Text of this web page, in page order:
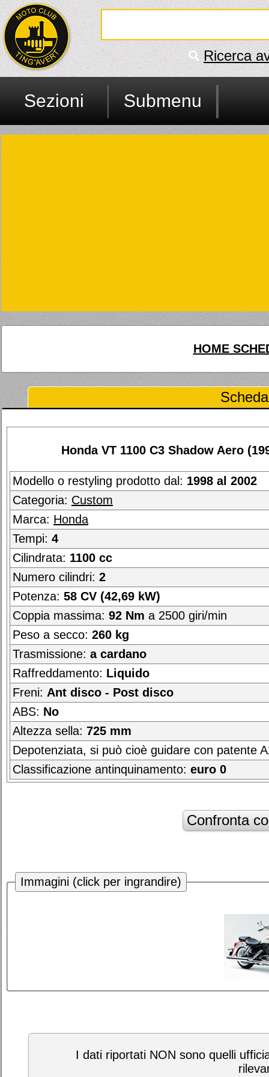
Ricerca
Sezioni Submenu
HOME
Honda VT 1100 C3 Shadow Aero
Modello o restyling prodotto dal: 1998 al 2002
Categoria: Custom
Marca: Honda
Tempi: 4
Cilindrata: 1100 cc
Numero cilindri: 2
Potenza: 58 CV (42,69 kW)
Coppia massima: 92 Nm a 2500 giri/min
Peso a secco: 260 kg
Trasmissione: a cardano
Raffreddamento: Liquido
Freni: Ant disco - Post disco
ABS: No
Altezza sella: 725 mm
Depotenziata, si può cioè guidare con patente
Classificazione antinquinamento: euro 0
Immagini (click per ingrandire)
I dati riportati NON sono quelli